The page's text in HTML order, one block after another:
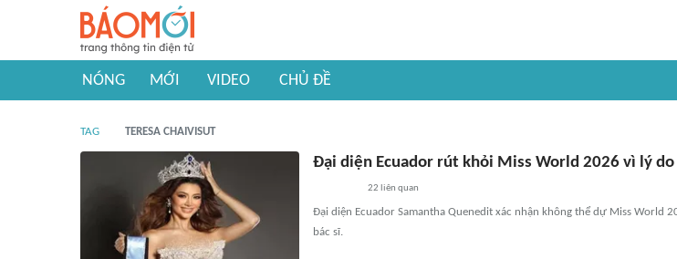
NÓNG MỚI VIDEO CHỦ ĐỀ
TAG TERESA CHAIVISUT
Đại diện Ecuador rút khỏi Miss World 2026 vì lý do
22 liên quan
Đại diện Ecuador Samantha Quenedit xác nhận không thể dự Miss World
bác sĩ.